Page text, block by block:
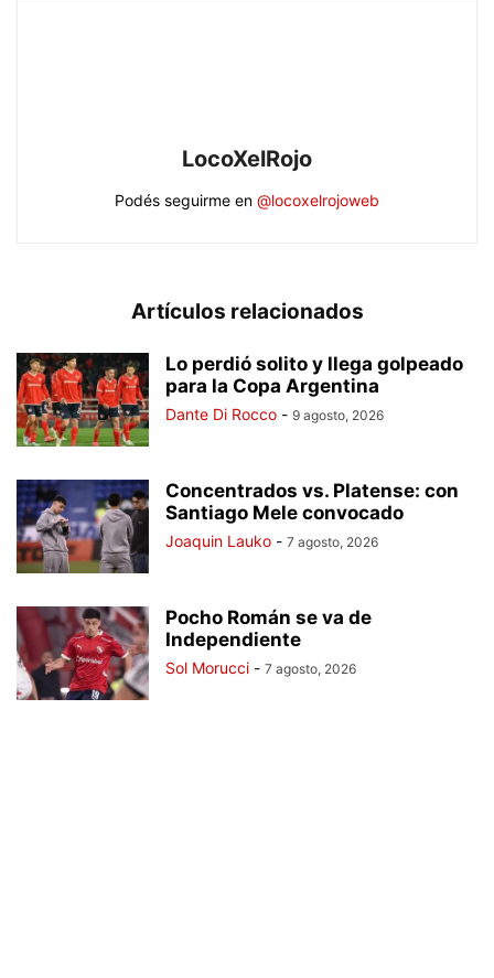
LocoXelRojo
Podés seguirme en @locoxelrojoweb
Artículos relacionados
Lo perdió solito y llega golpeado
para la Copa Argentina
Dante Di Rocco - 9 agosto, 2026
Concentrados vs. Platense: con
Santiago Mele convocado
Joaquin Lauko - 7 agosto, 2026
Pocho Román se va de
Independiente
Sol Morucci - 7 agosto, 2026